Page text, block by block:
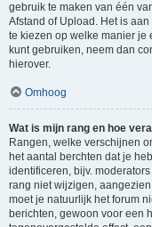
gebruik te maken van één
Afstand of Upload. Het is
te kiezen op welke manier je
kunt gebruiken, neem dan
hierover.
Omhoog
Wat is mijn rang en hoe
Rangen, welke verschijnen
het aantal berchten dat je
identificeren, bijv.
rang niet wijzigen,
moet je natuurlijk het forum
berichten, gewoon voor een